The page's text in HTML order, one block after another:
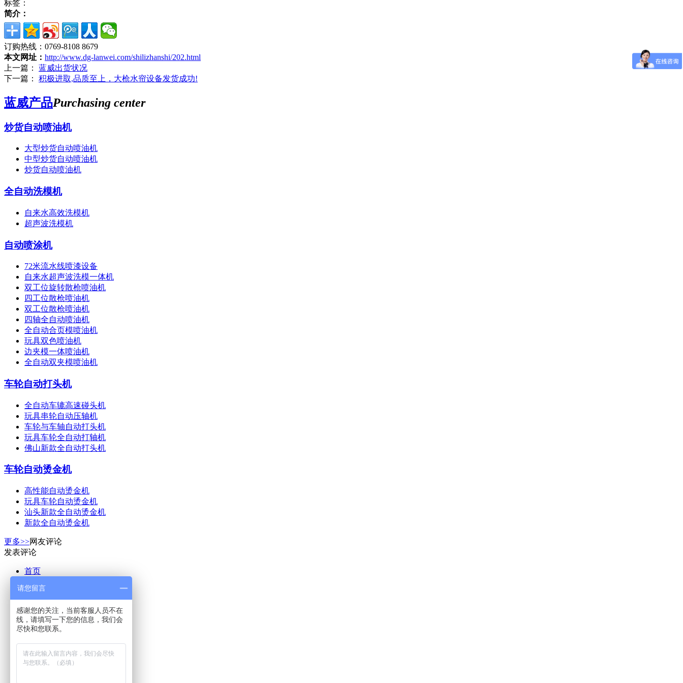
标签：
简介：
订购热线： 0769-8108 8679
本文网址： http://www.dg-lanwei.com/shilizhanshi/202.html
上一篇： 蓝威出货状况
下一篇： 积极进取,品质至上，大枪水帘设备发货成功!
蓝威产品Purchasing center
炒货自动喷油机
大型炒货自动喷油机
中型炒货自动喷油机
炒货自动喷油机
全自动洗模机
自来水高效洗模机
超声波洗模机
自动喷涂机
72米流水线喷漆设备
自来水超声波洗模一体机
双工位旋转散枪喷油机
四工位散枪喷油机
双工位散枪喷油机
四轴全自动喷油机
全自动合页模喷油机
玩具双色喷油机
边夹模一体喷油机
全自动双夹模喷油机
车轮自动打头机
全自动车辘高速碰头机
玩具串轮自动压轴机
车轮与车轴自动打头机
玩具车轮全自动打轴机
佛山新款全自动打头机
车轮自动烫金机
高性能自动烫金机
玩具车轮自动烫金机
汕头新款全自动烫金机
新款全自动烫金机
更多>>网友评论
发表评论
首页
关于蓝威
产品展示
实力展示
客户案例
新闻动态
人才招聘
现场实拍
联系我们
请您留言
感谢您的关注，当前客服人员不在
线，请填写一下您的信息，我们会
尽快和您联系。